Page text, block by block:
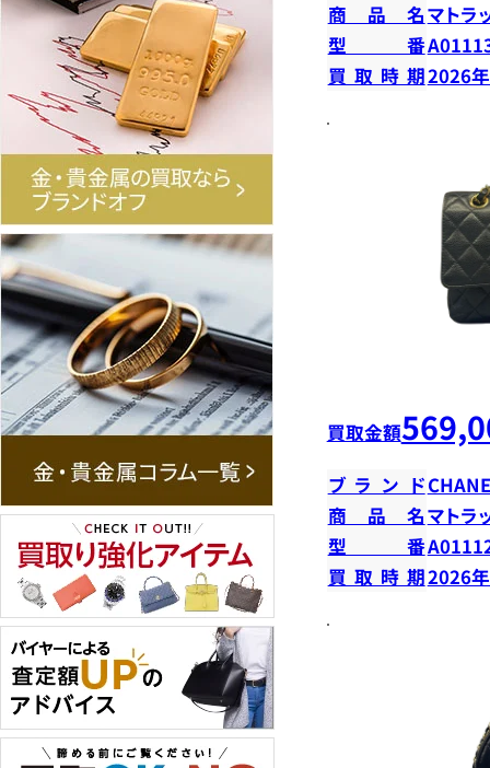
商品名マトラ
型番
買取時期2026
買取金額
ブランド
商品名マトラ
型番
買取時期2026